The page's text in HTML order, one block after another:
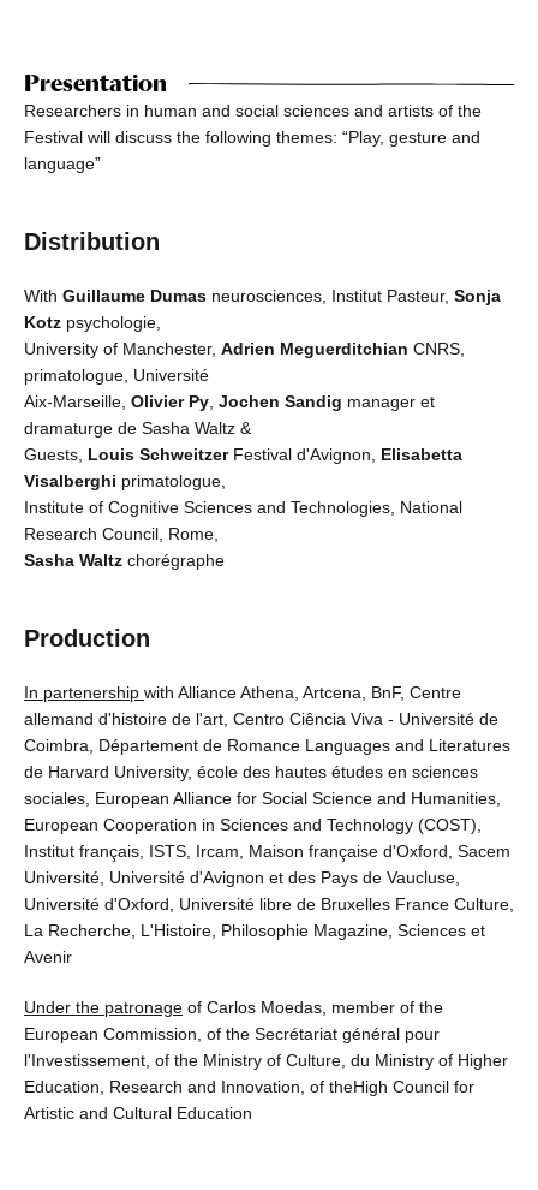
Presentation
Researchers in human and social sciences and artists of the
Festival will discuss the following themes: “Play, gesture and
language”
Distribution
With Guillaume Dumas neurosciences, Institut Pasteur, Sonja
Kotz psychologie,
University of Manchester, Adrien Meguerditchian CNRS,
primatologue, Université
Aix-Marseille, Olivier Py Jochen Sandig manager et
dramaturge de Sasha Waltz &
Guests, Louis SchweitzerFestival d'Avignon, Elisabetta
Visalberghi primatologue,
Institute of Cognitive Sciences and Technologies, National
Research Council, Rome,
Sasha Waltz chorégraphe
Production
In partenership with Alliance Athena, Artcena, BnF, Centre
allemand d'histoire de l'art, Centro Ciência Viva - Université de
Coimbra, Département de Romance Languages and Literatures
de Harvard University, école des hautes études en sciences
sociales, European Alliance for Social Science and Humanities,
European Cooperation in Sciences and Technology (COST),
Institut français, ISTS, Ircam, Maison française d'Oxford, Sacem
Université, Université d'Avignon et des Pays de Vaucluse,
Université d'Oxford, Université libre de Bruxelles France Culture,
La Recherche, L'Histoire, Philosophie Magazine, Sciences et
Avenir
Under the patronage of Carlos Moedas, member of the
European Commission, of the Secrétariat général pour
l'Investissement, of the Ministry of Culture, du Ministry of Higher
Education, Research and Innovation, of theHigh Council for
Artistic and Cultural Education